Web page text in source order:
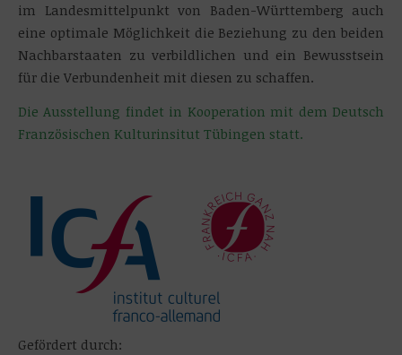
im Landesmittelpunkt von Baden-Württemberg auch
eine optimale Möglichkeit die Beziehung zu den beiden
Nachbarstaaten zu verbildlichen und ein Bewusstsein
für die Verbundenheit mit diesen zu schaffen.
Die Ausstellung findet in Kooperation mit dem Deutsch
Französischen Kulturinsitut Tübingen statt.
Gefördert durch: